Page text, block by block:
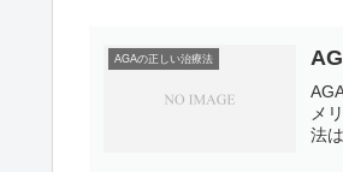
AGAの正しい治療法
メ
法